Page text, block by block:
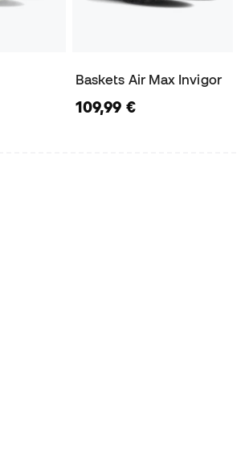
Baskets Air Max Invigor
109,99 €